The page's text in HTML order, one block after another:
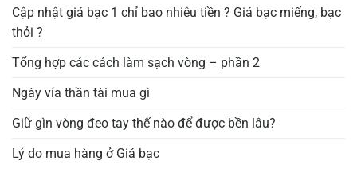
Cập nhật giá bạc 1 chỉ bao nhiêu tiền ? Giá bạc miếng, bạc
thỏi ?
Tổng hợp các cách làm sạch vòng – phần 2
Ngày vía thần tài mua gì
Giữ gìn vòng đeo tay thế nào để được bền lâu?
Lý do mua hàng ở Giá bạc